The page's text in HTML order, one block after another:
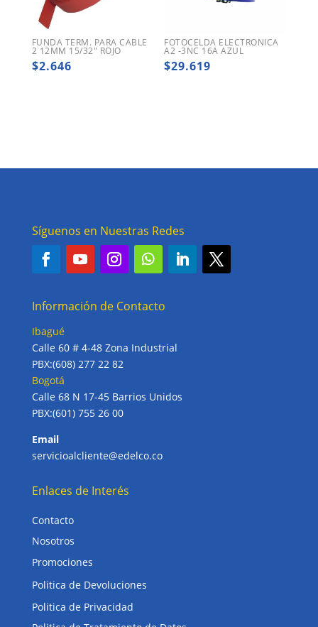
FUNDA TERM. PARA CABLE
2 12MM 15/32″ ROJO
$2.646
FOTOCELDA ELECTRONICA
A2 -3NC 16A AZUL
$29.619
Síguenos en Nuestras Redes
Información de Contacto
Ibagué
Calle 60 # 4-48 Zona Industrial
PBX:(608) 277 22 82
Bogotá
Calle 68 N 17-45 Barrios Unidos
PBX:(601) 755 26 00
Email
servicioalcliente@edelco.co
Enlaces de Interés
Contacto
Nosotros
Promociones
Politica de Devoluciones
Politica de Privacidad